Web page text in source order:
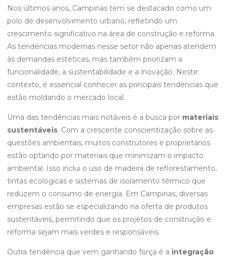
Nos últimos anos, Campinas tem se destacado como um
polo de desenvolvimento urbano, refletindo um
crescimento significativo na área de construção e reforma.
As tendências modernas nesse setor não apenas atendem
às demandas estéticas, mas também priorizam a
funcionalidade, a sustentabilidade e a inovação. Neste
contexto, é essencial conhecer as principais tendências que
estão moldando o mercado local.
Uma das tendências mais notáveis é a busca por materiais
sustentáveis. Com a crescente conscientização sobre as
questões ambientais, muitos construtores e proprietários
estão optando por materiais que minimizam o impacto
ambiental. Isso inclui o uso de madeira de reflorestamento,
tintas ecológicas e sistemas de isolamento térmico que
reduzem o consumo de energia. Em Campinas, diversas
empresas estão se especializando na oferta de produtos
sustentáveis, permitindo que os projetos de construção e
reforma sejam mais verdes e responsáveis.
Outra tendência que vem ganhando força é a integração